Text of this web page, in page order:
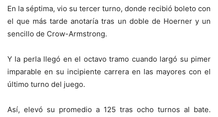
En la séptima, vio su tercer turno, donde recibió boleto con
el que más tarde anotaría tras un doble de Hoerner y un
sencillo de Crow-Armstrong.
Y la perla llegó en el octavo tramo cuando largó su pimer
imparable en su incipiente carrera en las mayores con el
último turno del juego.
Así, elevó su promedio a 125 tras ocho turnos al bate.